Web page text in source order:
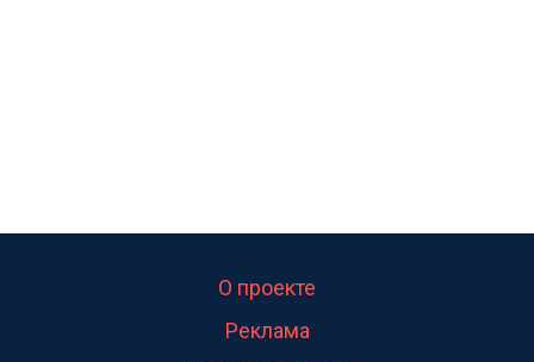
О проекте
Реклама